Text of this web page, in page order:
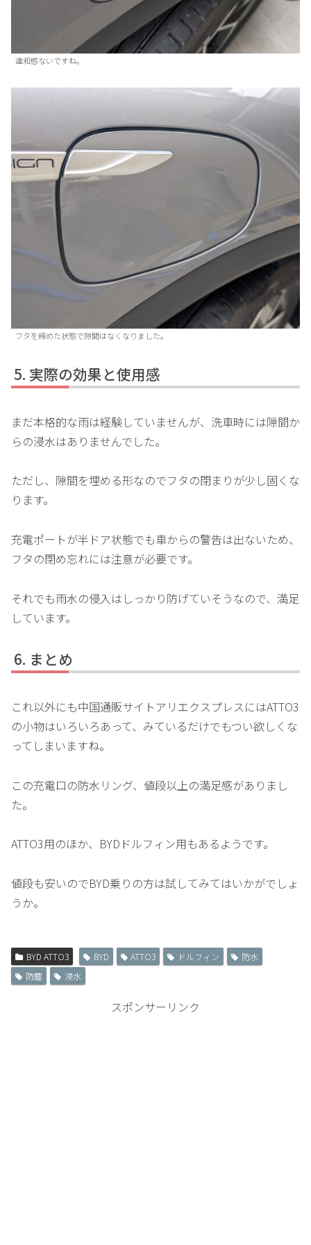
違和感ないですね。
フタを締めた状態で隙間はなくなりました。
実際の効果と使用感
まだ本格的な雨は経験していませんが、洗車時には隙間か
らの浸水はありませんでした。
ただし、隙間を埋める形なのでフタの閉まりが少し固くな
ります。
充電ポートが半ドア状態でも車からの警告は出ないため、
フタの閉め忘れには注意が必要です。
それでも雨水の侵入はしっかり防げていそうなので、満足
しています。
まとめ
これ以外にも中国通販サイトアリエクスプレスにはATTO3
の小物はいろいろあって、みているだけでもつい欲しくな
ってしまいますね。
この充電口の防水リング、値段以上の満足感がありまし
た。
ATTO3用のほか、BYDドルフィン用もあるようです。
値段も安いのでBYD乗りの方は試してみてはいかがでしょ
うか。
BYD ATTO3 BYD ATTO3 ドルフィン
防水
防塵
浸水
スポンサーリンク